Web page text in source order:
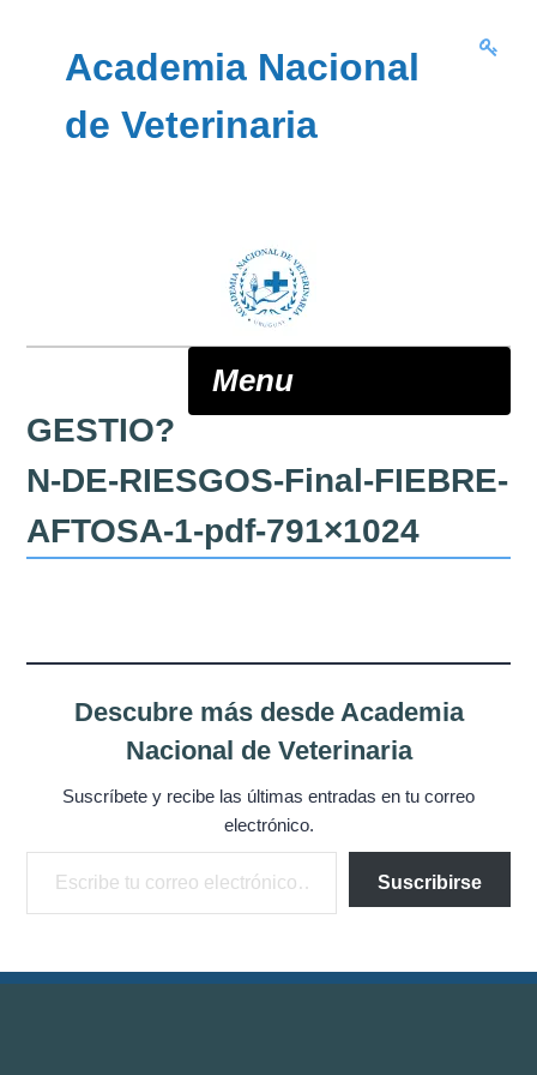
Academia Nacional
de Veterinaria
Menu
ANV
Misión
Integrantes
Comisiones
Relaciones
Fotos
Contacto
Novedades
GESTIO?
N-DE-RIESGOS-Final-FIEBRE-
AFTOSA-1-pdf-791×1024
Descubre más desde Academia
Nacional de Veterinaria
Suscríbete y recibe las últimas entradas en tu correo
electrónico.
Escribe tu correo electrónico…
Suscribirse